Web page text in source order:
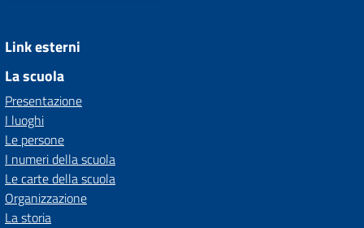
Link esterni
La scuola
Presentazione
I luoghi
Le persone
I numeri della scuola
Le carte della scuola
Organizzazione
La storia